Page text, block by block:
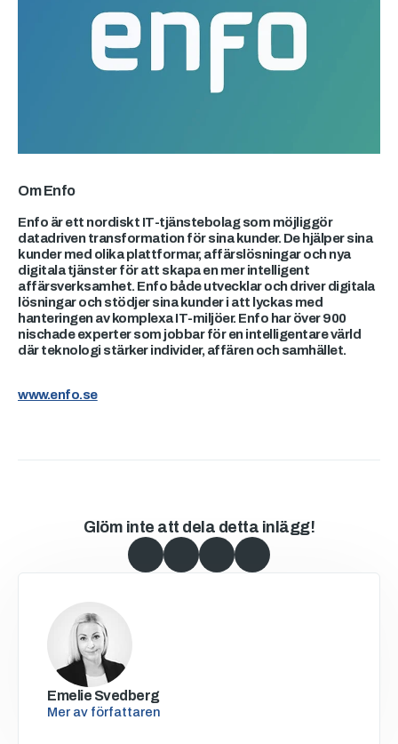
Om Enfo
Enfo är ett nordiskt IT-tjänstebolag som möjliggör
datadriven transformation för sina kunder. De hjälper sina
kunder med olika plattformar, affärslösningar och nya
digitala tjänster för att skapa en mer intelligent
affärsverksamhet. Enfo både utvecklar och driver digitala
lösningar och stödjer sina kunder i att lyckas med
hanteringen av komplexa IT-miljöer. Enfo har över 900
nischade experter som jobbar för en intelligentare värld
där teknologi stärker individer, affären och samhället.
www.enfo.se
Glöm inte att dela detta inlägg!
Emelie Svedberg
Mer av författaren